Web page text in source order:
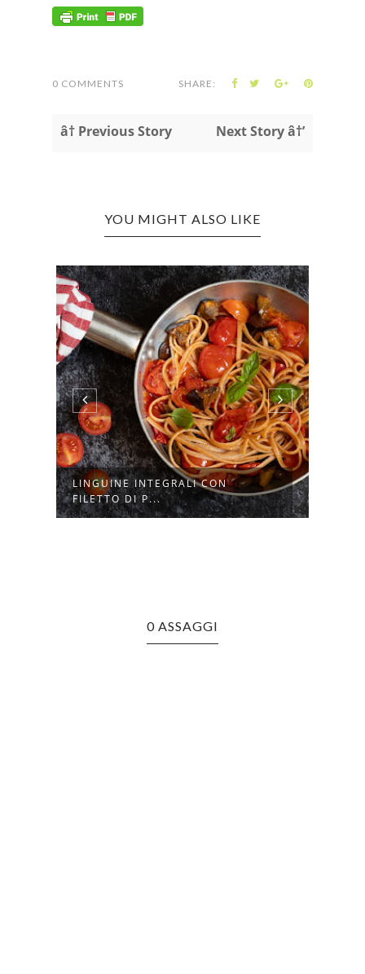
0 COMMENTS SHARE:
â† Previous Story Next Story â†’
YOU MIGHT ALSO LIKE
LINGUINE INTEGRALI CON
FILETTO DI P...
0 ASSAGGI